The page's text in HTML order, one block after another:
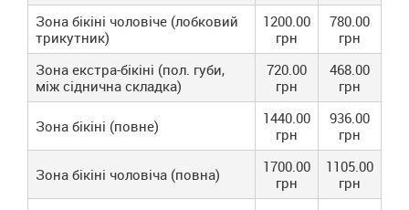
Зона бікіні чоловіче (лобковий
трикутник)
1200.00
грн
780.00
грн
Зона екстра-бікіні (пол. губи,
між сіднична складка)
720.00
грн
468.00
грн
Зона бікіні (повне)
1440.00
грн
936.00
грн
Зона бікіні чоловіча (повна)
1700.00
грн
1105.00
грн